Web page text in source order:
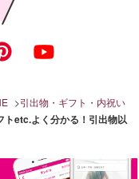
引出物・ギフト・内祝い
トetc.よく分かる！引出物以